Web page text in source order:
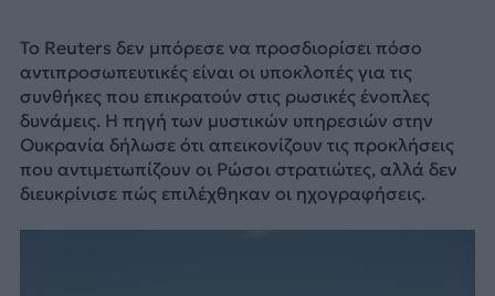
Το Reuters δεν μπόρεσε να προσδιορίσει πόσο
αντιπροσωπευτικές είναι οι υποκλοπές για τις
συνθήκες που επικρατούν στις ρωσικές ένοπλες
δυνάμεις. Η πηγή των μυστικών υπηρεσιών στην
Ουκρανία δήλωσε ότι απεικονίζουν τις προκλήσεις
που αντιμετωπίζουν οι Ρώσοι στρατιώτες, αλλά δεν
διευκρίνισε πώς επιλέχθηκαν οι ηχογραφήσεις.